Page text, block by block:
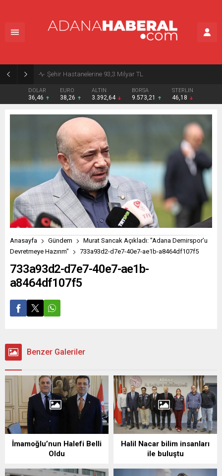
Şehir Hastanelerine 93,3 Milyar TL
DOLAR
36,46
EURO
38,26
ALTIN
3.392,64
BORSA
9.573,21
STERLIN
46,18
Anasayfa Gündem
Murat Sancak Açıkladı: "Adana Demirspor’u
Devretmeye Hazırım"
733a93d2-d7e7-40e7-ae1b-a8464df107f5
733a93d2-d7e7-40e7-ae1b-
a8464df107f5
Benzer Galeriler
İmamoğlu’nun Halefi Belli
Oldu
Halil Nacar bilim insanları
ile buluştu